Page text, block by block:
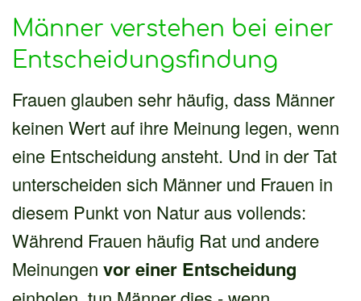
Männer verstehen bei einer
Entscheidungsfindung
Frauen glauben sehr häufig, dass Männer
keinen Wert auf ihre Meinung legen, wenn
eine Entscheidung ansteht. Und in der Tat
unterscheiden sich Männer und Frauen in
diesem Punkt von Natur aus vollends:
Während Frauen häufig Rat und andere
Meinungen vor einer Entscheidung